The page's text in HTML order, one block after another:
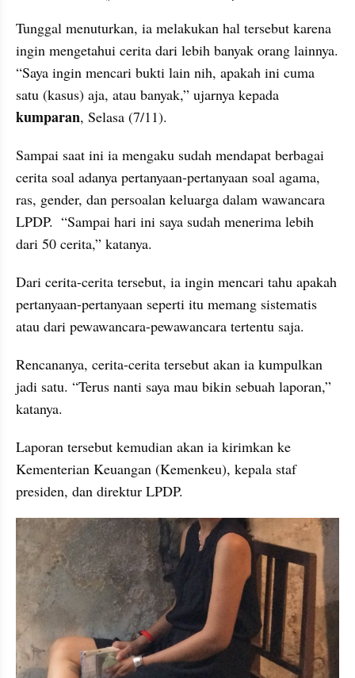
Tunggal menuturkan, ia melakukan hal tersebut karena
ingin mengetahui cerita dari lebih banyak orang lainnya.
“Saya ingin mencari bukti lain nih, apakah ini cuma
kumparan, Selasa (7/11).
Sampai saat ini ia mengaku sudah mendapat berbagai
cerita soal adanya pertanyaan-pertanyaan soal agama,
ras, gender, dan persoalan keluarga dalam wawancara
LPDP.  “Sampai hari ini saya sudah menerima lebih
dari 50 cerita,” katanya.
Dari cerita-cerita tersebut, ia ingin mencari tahu apakah
pertanyaan-pertanyaan seperti itu memang sistematis
atau dari pewawancara-pewawancara tertentu saja.
Rencananya, cerita-cerita tersebut akan ia kumpulkan
jadi satu. “Terus nanti saya mau bikin sebuah laporan,”
katanya.
Laporan tersebut kemudian akan ia kirimkan ke
Kementerian Keuangan (Kemenkeu), kepala staf
presiden, dan direktur LPDP.